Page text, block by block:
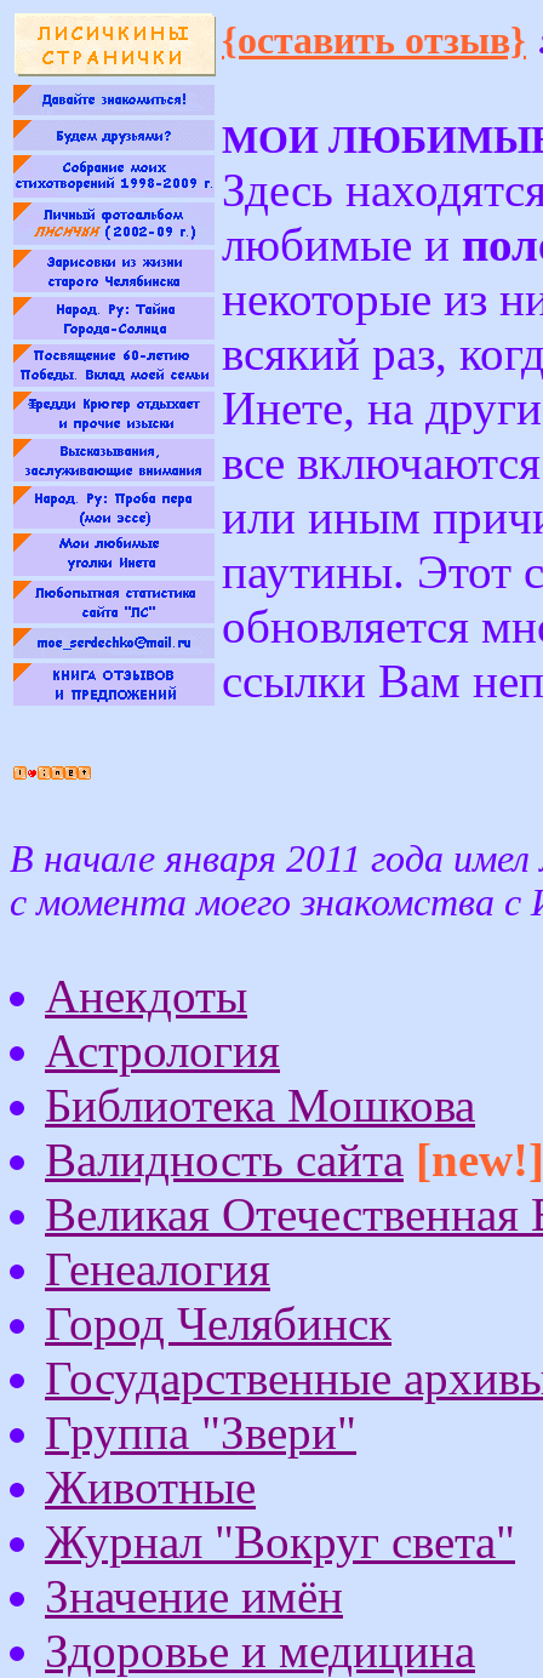
{оставить отзыв}
МОИ
Здесь
любимые и
некоторые из
всякий раз,
Инете, на
все
или иным
паутины. Этот
обновляется
ссылки Вам
В начале января 2011 года
с момента моего знакомства
Анекдоты
Астрология
Библиотека Мошкова
Валидность сайта [new!]
Великая Отечественная
Генеалогия
Город Челябинск
Государственные
Группа "Звери"
Животные
Журнал "Вокруг света"
Значение имён
Здоровье и медицина